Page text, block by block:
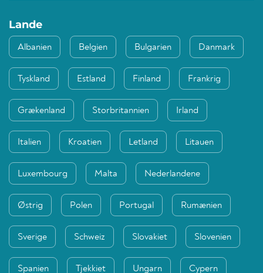
Lande
Albanien Belgien Bulgarien Danmark
Tyskland Estland Finland Frankrig
Grækenland Storbritannien Irland
Italien Kroatien Letland Litauen
Luxembourg Malta Nederlandene
Østrig Polen Portugal Rumænien
Sverige Schweiz Slovakiet Slovenien
Spanien Tjekkiet Ungarn Cypern